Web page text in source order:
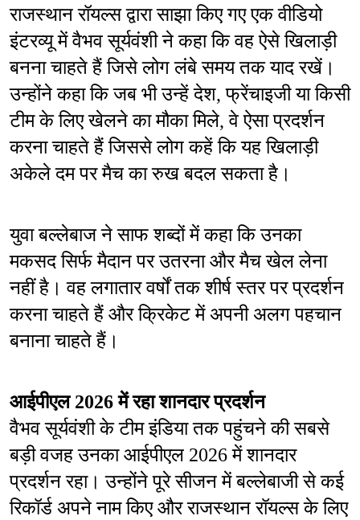
राजस्थान रॉयल्स द्वारा साझा किए गए एक वीडियो
इंटरव्यू में वैभव सूर्यवंशी ने कहा कि वह ऐसे खिलाड़ी
बनना चाहते हैं जिसे लोग लंबे समय तक याद रखें।
उन्होंने कहा कि जब भी उन्हें देश, फ्रेंचाइजी या किसी
टीम के लिए खेलने का मौका मिले, वे ऐसा प्रदर्शन
करना चाहते हैं जिससे लोग कहें कि यह खिलाड़ी
अकेले दम पर मैच का रुख बदल सकता है।
युवा बल्लेबाज ने साफ शब्दों में कहा कि उनका
मकसद सिर्फ मैदान पर उतरना और मैच खेल लेना
नहीं है। वह लगातार वर्षों तक शीर्ष स्तर पर प्रदर्शन
करना चाहते हैं और क्रिकेट में अपनी अलग पहचान
बनाना चाहते हैं।
आईपीएल 2026 में रहा शानदार प्रदर्शन
वैभव सूर्यवंशी के टीम इंडिया तक पहुंचने की सबसे
बड़ी वजह उनका आईपीएल 2026 में शानदार
प्रदर्शन रहा। उन्होंने पूरे सीजन में बल्लेबाजी से कई
रिकॉर्ड अपने नाम किए और राजस्थान रॉयल्स के लिए